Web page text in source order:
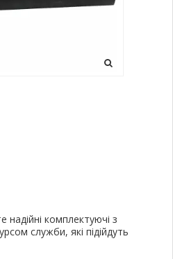
надійні комплектуючі з
служби, які підійдуть